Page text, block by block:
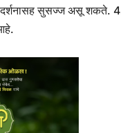
सुसज्ज असू शकते. 4.5